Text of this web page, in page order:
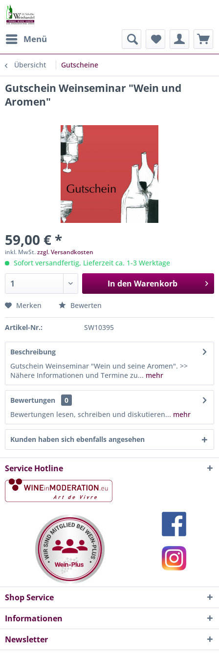
Menü
Übersicht Gutscheine
Gutschein Weinseminar "Wein und
Aromen"
59,00 € *
inkl. MwSt.zzgl. Versandkosten
Sofort versandfertig, Lieferzeit ca. 1-3 Werktage
In den Warenkorb
Merken Bewerten
Artikel-Nr.: SW10395
Beschreibung
Gutschein Weinseminar "Wein und seine Aromen". >>
Nähere Informationen und Termine zu... mehr
Bewertungen
0
Bewertungen lesen, schreiben und diskutieren... mehr
Kunden haben sich ebenfalls angesehen
Service Hotline
Shop Service
Informationen
Newsletter